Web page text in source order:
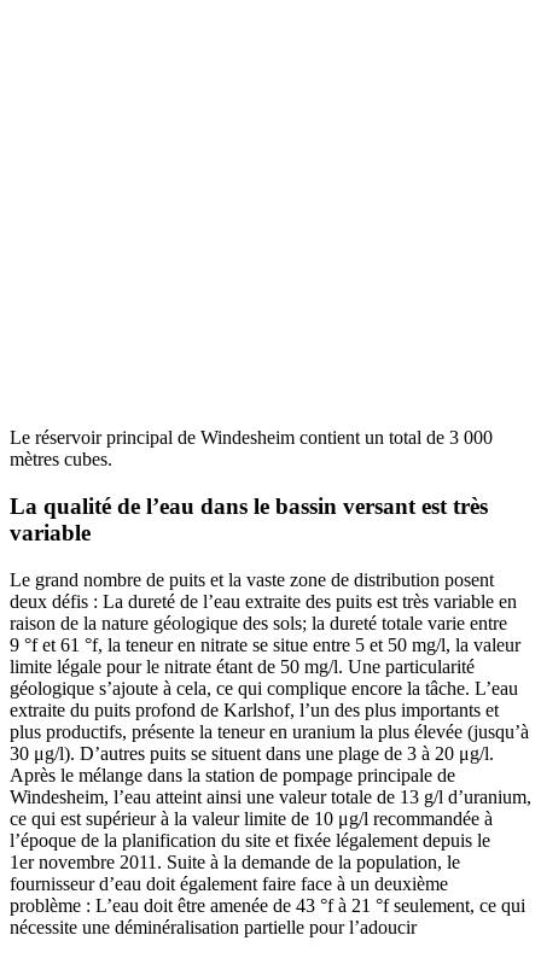
Le réservoir principal de Windesheim contient un total de 3 000
mètres cubes.
La qualité de l’eau dans le bassin versant est très
variable
Le grand nombre de puits et la vaste zone de distribution posent
deux défis : La dureté de l’eau extraite des puits est très variable en
raison de la nature géologique des sols; la dureté totale varie entre
9 °f et 61 °f, la teneur en nitrate se situe entre 5 et 50 mg/l, la valeur
limite légale pour le nitrate étant de 50 mg/l. Une particularité
géologique s’ajoute à cela, ce qui complique encore la tâche. L’eau
extraite du puits profond de Karlshof, l’un des plus importants et
plus productifs, présente la teneur en uranium la plus élevée (jusqu’à
30 μg/l). D’autres puits se situent dans une plage de 3 à 20 μg/l.
Après le mélange dans la station de pompage principale de
Windesheim, l’eau atteint ainsi une valeur totale de 13 g/l d’uranium,
ce qui est supérieur à la valeur limite de 10 μg/l recommandée à
l’époque de la planification du site et fixée légalement depuis le
1er novembre 2011. Suite à la demande de la population, le
fournisseur d’eau doit également faire face à un deuxième
problème : L’eau doit être amenée de 43 °f à 21 °f seulement, ce qui
nécessite une déminéralisation partielle pour l’adoucir